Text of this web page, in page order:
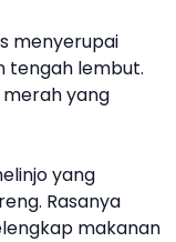
menyerupai
tengah lembut.
yang
yang
Rasanya
makanan